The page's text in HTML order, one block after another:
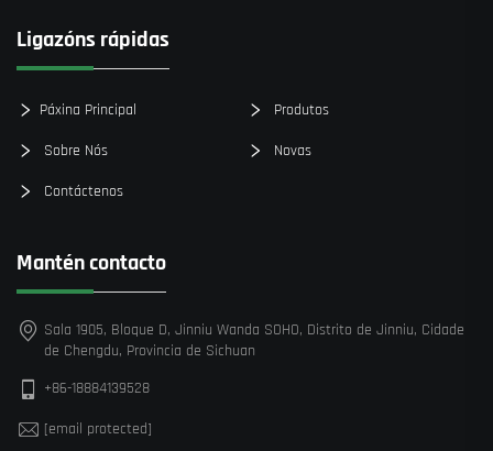
Ligazóns rápidas
Páxina Principal Produtos
Sobre Nós Novas
Contáctenos
Mantén contacto
Sala 1905, Bloque D, Jinniu Wanda SOHO, Distrito de Jinniu, Cidade
de Chengdu, Provincia de Sichuan
+86-18884139528
[email protected]